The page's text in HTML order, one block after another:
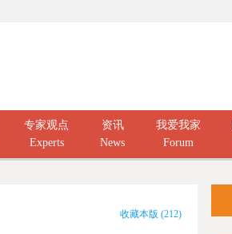
专家观点
Experts
资讯
News
我爱我家
Forum
收藏本版 (212)